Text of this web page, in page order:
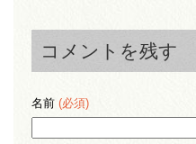
コメントを残す
名前 (必須)